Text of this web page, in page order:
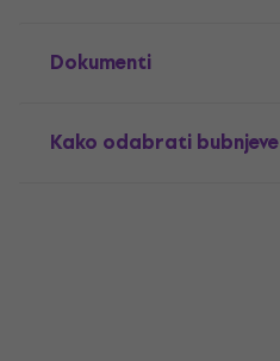
Dokumenti
Kako odabrati bubnjeve